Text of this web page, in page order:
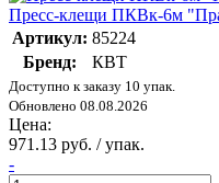
Пресс-клещи ПКВк-6м
Артикул: 85224
Бренд:
КВТ
Доступно к заказу 10 упак.
Обновлено 08.08.2026
Цена:
971.13 руб. / упак.
-